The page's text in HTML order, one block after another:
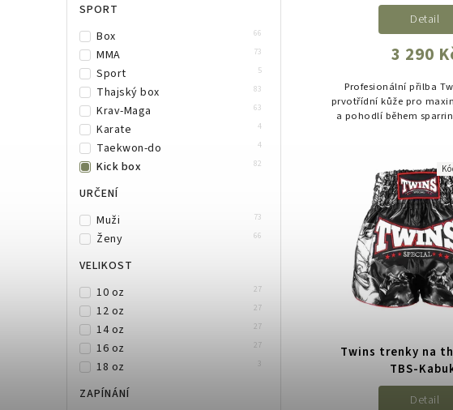
SPORT
Box
66
MMA 73
Sport 5
Thajský box 83
Krav-Maga 63
Karate 4
Taekwon-do 4
Kick box 82
URČENÍ
Muži
73
Ženy 66
VELIKOST
10 oz
27
12 oz 27
14 oz 27
16 oz 27
18 oz 3
ZAPÍNÁNÍ
3 290
Detail
Profesionální přilba
prvotřídní kůže pro
a pohodlí během
Twins trenky na
TBS-
Detail